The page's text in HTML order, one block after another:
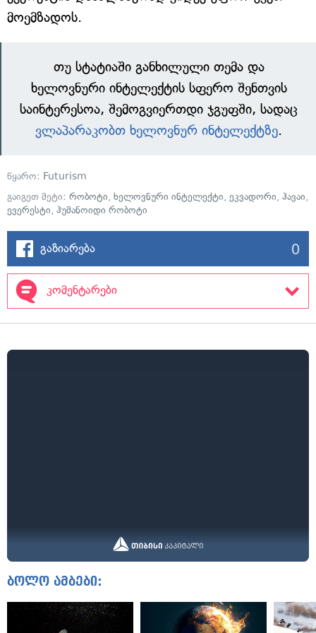
მოემზადოს.
თუ სტატიაში განხილული თემა და
ხელოვნური ინტელექტის სფერო შენთვის
საინტერესოა, შემოგვიერთდი ჯგუფში, სადაც
ვლაპარაკობთ ხელოვნურ ინტელექტზე.
წყარო: Futurism
გაიგეთ მეტი: რობოტი, ხელოვნური ინტელექტი, ეკვადორი, ჰავაი,
ევერესტი, ჰუმანოიდი რობოტი
გაზიარება 0
კომენტარები
ბოლო ამბები: